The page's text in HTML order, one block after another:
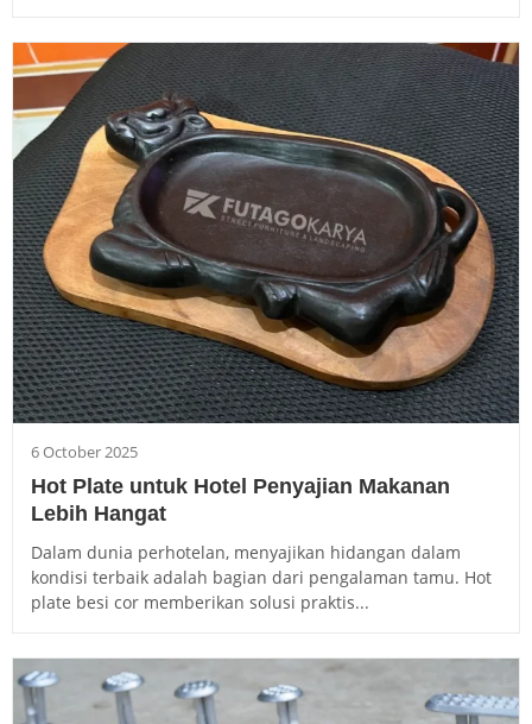
6 October 2025
Hot Plate untuk Hotel Penyajian Makanan
Lebih Hangat
Dalam dunia perhotelan, menyajikan hidangan dalam
kondisi terbaik adalah bagian dari pengalaman tamu. Hot
plate besi cor memberikan solusi praktis...